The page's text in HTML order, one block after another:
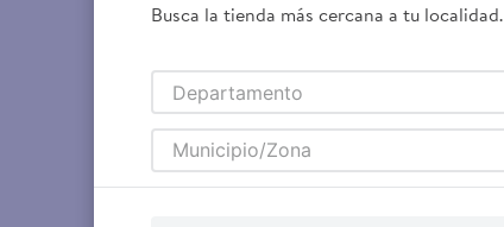
Busca la tienda más cercana a tu localidad.
Departamento
Municipio/Zona